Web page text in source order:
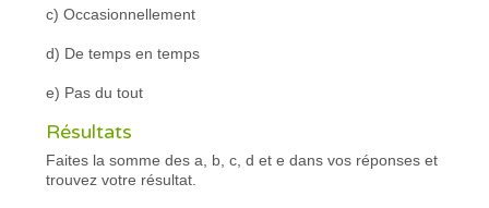
c) Occasionnellement
d) De temps en temps
e) Pas du tout
Résultats
Faites la somme des a, b, c, d et e dans vos réponses et
trouvez votre résultat.